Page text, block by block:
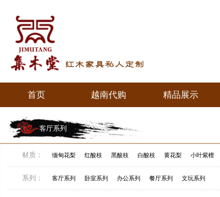
首页
首页
越南代购
越南代购
精品展示
客厅系列
材质： 缅甸花梨 红酸枝 黑酸枝 白酸枝 黄花梨 小叶紫檀
系列： 客厅系列 卧室系列 办公系列 餐厅系列 文玩系列